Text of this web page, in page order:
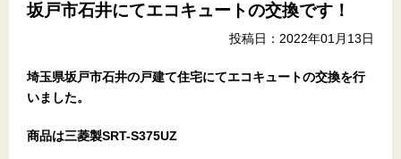
坂戸市石井にてエコキュートの交換です！
投稿日：2022年01月13日
埼玉県坂戸市石井の戸建て住宅にてエコキュートの交換を行
いました。
商品は三菱製SRT-S375UZ